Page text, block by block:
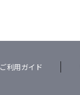
ご利用ガイド